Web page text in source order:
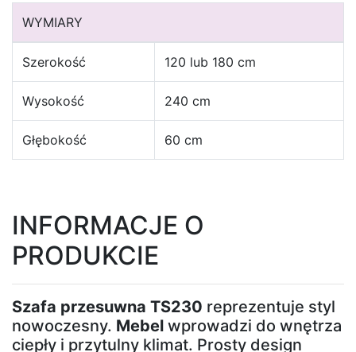
WYMIARY
Szerokość 120 lub 180 cm
Wysokość 240 cm
Głębokość 60 cm
INFORMACJE O
PRODUKCIE
Szafa przesuwna TS230 reprezentuje styl
nowoczesny. Mebel wprowadzi do wnętrza
ciepły i przytulny klimat. Prosty design